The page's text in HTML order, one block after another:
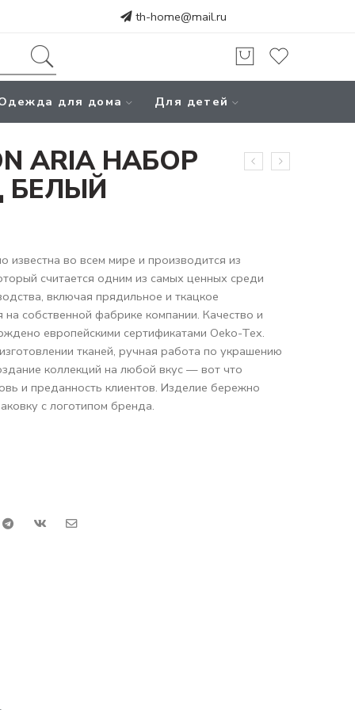
th-home@mail.ru
для дома Для детей
ARIA НАБОР
БЕЛЫЙ
известна во всем мире и производится из
считается одним из самых ценных среди
включая прядильное и ткацкое
собственной фабрике компании. Качество и
европейскими сертификатами Oeko-Tex.
тканей, ручная работа по украшению
коллекций на любой вкус — вот что
и преданность клиентов. Изделие бережно
с логотипом бренда.